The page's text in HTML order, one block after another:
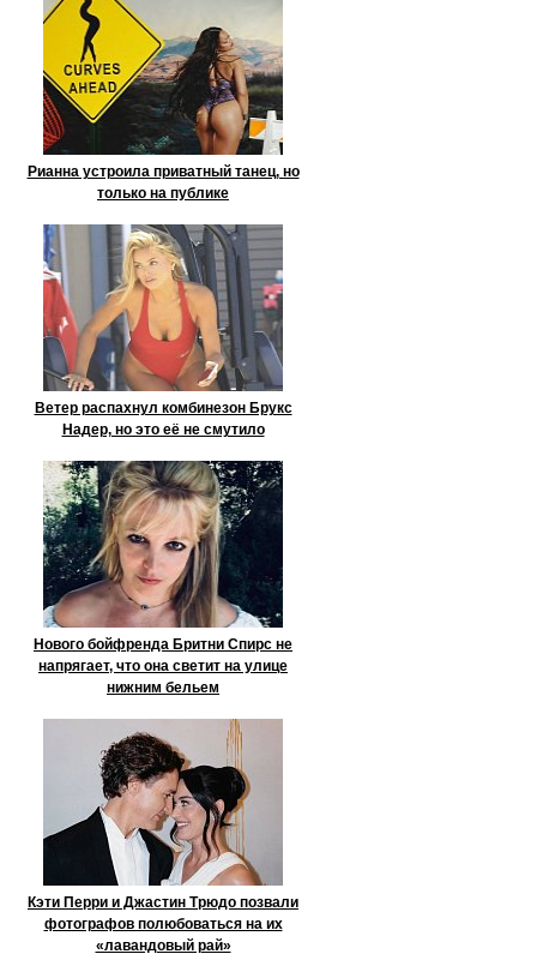
Рианна устроила приватный танец, но
только на публике
Ветер распахнул комбинезон Брукс
Надер, но это её не смутило
Нового бойфренда Бритни Спирс не
напрягает, что она светит на улице
нижним бельем
Кэти Перри и Джастин Трюдо позвали
фотографов полюбоваться на их
«лавандовый рай»